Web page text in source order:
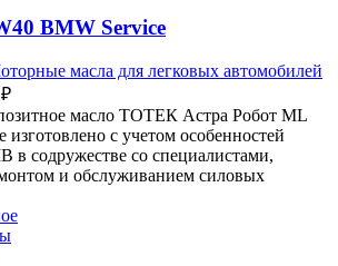
BMW Service
масла для легковых автомобилей
₽
масло ТОТЕК Астра Робот ML
с учетом особенностей
в содружестве со специалистами,
и обслуживанием силовых